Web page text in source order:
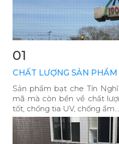
01
CHẤT LƯỢNG SẢN PHẨM
Sản phẩm bạt che Tín
mã mà còn bền về chất
tốt, chống tia UV, chống ẩm...